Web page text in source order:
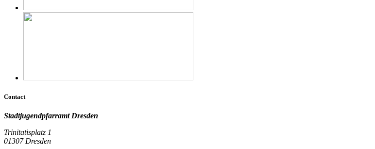
Contact
Stadtjugendpfarramt Dresden
Trinitatisplatz 1
01307 Dresden